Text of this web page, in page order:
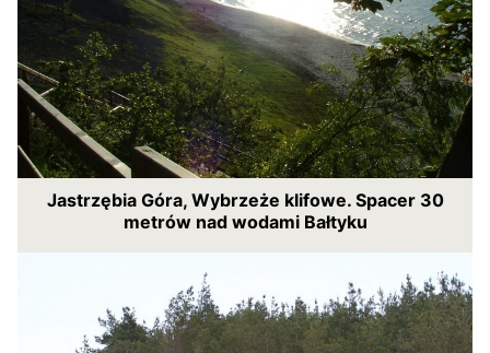
Jastrzębia Góra, Wybrzeże klifowe. Spacer 30
metrów nad wodami Bałtyku